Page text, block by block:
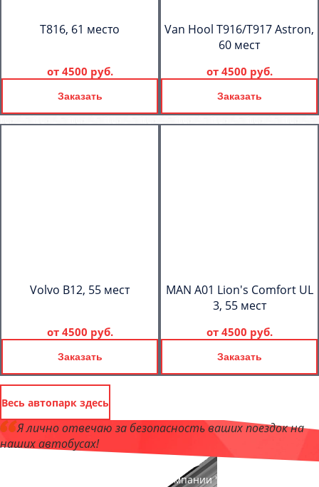
T816, 61 место
от 4500 руб.
Заказать
Van Hool T916/T917 Astron,
60 мест
от 4500 руб.
Заказать
Volvo B12, 55 мест
от 4500 руб.
Заказать
MAN A01 Lion's Comfort UL
3, 55 мест
от 4500 руб.
Заказать
Весь автопарк здесь
Я лично отвечаю за безопасность ваших поездок на
наших автобусах!
, директор компании "ТулаТранс"